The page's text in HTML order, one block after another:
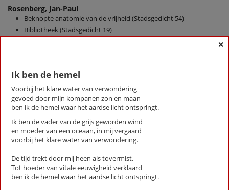
Rosenberg, Jan-Paul
Beknopte anatomie van de vrijheid (Stadsgedicht 54)
Bibliotheek (Stadsgedicht 19)
Buurtschap (stadsgedicht 5)
Concert (Stadsgedicht 30)
De imker (Stadsgedicht 43)
De mars (Stadsgedicht 48)
De Vissers (Stadsgedicht 51)
Dichterswijk (Stadsgedicht 58)
Droomkwartet (Stadsgedicht 26)
Expositie (stadsgedicht 29)
Fietser met ringslang (Stadsgedicht 36)
×
Ik ben de hemel
Voorbij het klare water van verwondering
gevoed door mijn kompanen zon en maan
ben ik de hemel waar het aardse licht ontspringt.
Ik ben de vader van de grijs geworden wind
en moeder van een oceaan, in mij vergaard
voorbij het klare water van verwondering.
De tijd trekt door mij heen als tovermist.
Tot hoeder van vitale eeuwigheid verklaard
ben ik de hemel waar het aardse licht ontspringt.